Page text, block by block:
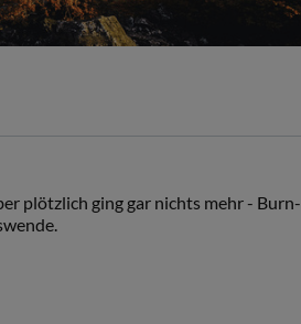
plötzlich ging gar nichts mehr - Burn-